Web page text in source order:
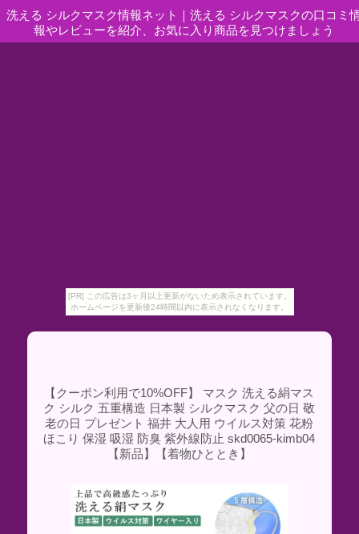
[PR] この広告は3ヶ月以上更新がないため表示されています。
ホームページを更新後24時間以内に表示されなくなります。
洗える シルクマスク情報ネット ｜ 洗える シルクマスクの口コミ
報やレビューを紹介、お気に入り商品を見つけましょう
【クーポン利用で10%OFF】 マスク 洗える絹マス
ク シルク 五重構造 日本製 シルクマスク 父の日 敬
老の日 プレゼント 福井 大人用 ウイルス対策 花粉
ほこり 保湿 吸湿 防臭 紫外線防止 skd0065-kimb04
【新品】【着物ひととき】